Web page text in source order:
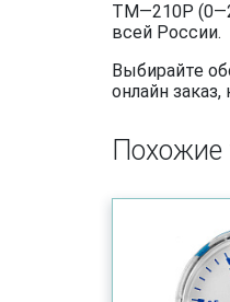
ТМ—210Р
всей России.
Выбирайте
онлайн заказ,
Похожие